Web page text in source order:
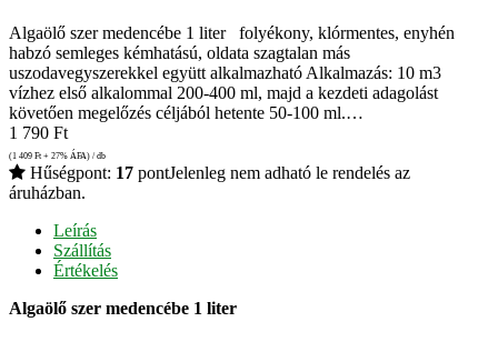
Algaölő szer medencébe 1 liter folyékony, klórmentes, enyhén
habzó semleges kémhatású, oldata szagtalan más
uszodavegyszerekkel együtt alkalmazható Alkalmazás: 10 m3
vízhez első alkalommal 200-400 ml, majd a kezdeti adagolást
követően megelőzés céljából hetente 50-100 ml.…
1 790 Ft
(1 409 Ft + 27% ÁFA) / db
Hűségpont: 17 pontJelenleg nem adható le rendelés az
áruházban.
Leírás
Szállítás
Értékelés
Algaölő szer medencébe 1 liter